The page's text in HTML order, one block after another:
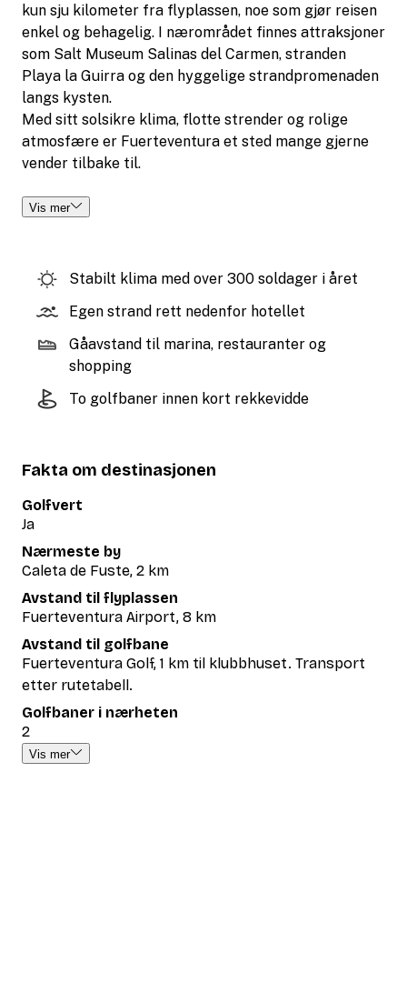
kun sju kilometer fra flyplassen, noe som gjør reisen
enkel og behagelig. I nærområdet finnes attraksjoner
som Salt Museum Salinas del Carmen, stranden
Playa la Guirra og den hyggelige strandpromenaden
langs kysten.
Med sitt solsikre klima, flotte strender og rolige
atmosfære er Fuerteventura et sted mange gjerne
vender tilbake til.
Vis mer
Stabilt klima med over 300 soldager i året
Egen strand rett nedenfor hotellet
Gåavstand til marina, restauranter og
shopping
To golfbaner innen kort rekkevidde
Fakta om destinasjonen
Golfvert
Ja
Nærmeste by
Caleta de Fuste, 2 km
Avstand til flyplassen
Fuerteventura Airport, 8 km
Avstand til golfbane
Fuerteventura Golf, 1 km til klubbhuset. Transport
etter rutetabell.
Golfbaner i nærheten
2
Vis mer